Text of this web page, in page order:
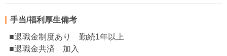
手当/福利厚生備考
■退職金制度あり 勤続1年以上
■退職金共済 加入